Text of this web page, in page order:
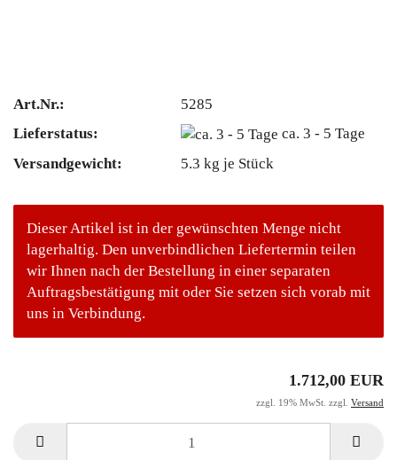
Art.Nr.:
5285
Lieferstatus:
ca. 3 - 5 Tage
Versandgewicht:
5.3 kg je Stück
Dieser Artikel ist in der gewünschten Menge nicht
lagerhaltig. Den unverbindlichen Liefertermin teilen
wir Ihnen nach der Bestellung in einer separaten
Auftragsbestätigung mit oder Sie setzen sich vorab mit
uns in Verbindung.
1.712,00 EUR
zzgl. 19% MwSt. zzgl. Versand